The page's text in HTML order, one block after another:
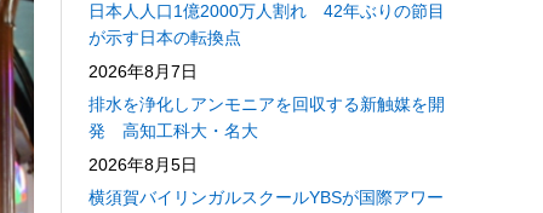
日本人人口1億2000万人割れ 42年ぶりの節目
が示す日本の転換点
2026年8月7日
排水を浄化しアンモニアを回収する新触媒を開
発 高知工科大・名大
2026年8月5日
横須賀バイリンガルスクールYBSが国際アワー